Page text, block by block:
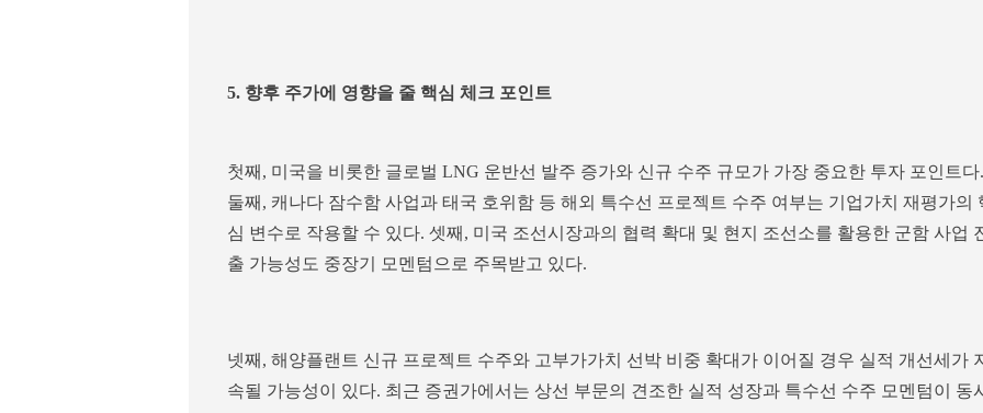
5. 향후 주가에 영향을 줄 핵심 체크 포인트
첫째, 미국을 비롯한 글로벌 LNG 운반선 발주 증가와 신규 수주 규모가 가장 중요한 투자 포인트다.
둘째, 캐나다 잠수함 사업과 태국 호위함 등 해외 특수선 프로젝트 수주 여부는 기업가치 재평가의
심 변수로 작용할 수 있다. 셋째, 미국 조선시장과의 협력 확대 및 현지 조선소를 활용한 군함 사업
출 가능성도 중장기 모멘텀으로 주목받고 있다.
넷째, 해양플랜트 신규 프로젝트 수주와 고부가가치 선박 비중 확대가 이어질 경우 실적 개선세가 지
속될 가능성이 있다. 최근 증권가에서는 상선 부문의 견조한 실적 성장과 특수선 수주 모멘텀이 동시